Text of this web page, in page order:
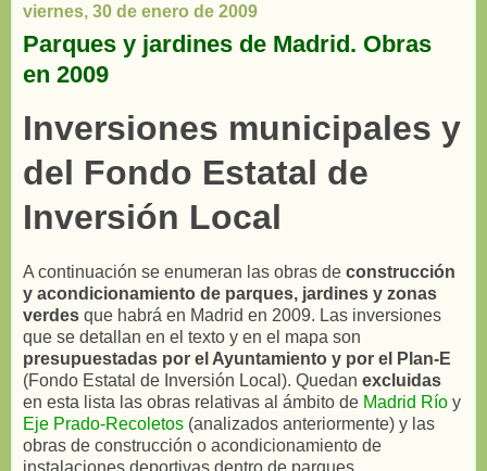
viernes, 30 de enero de 2009
Parques y jardines de Madrid. Obras
en 2009
Inversiones municipales y
del Fondo Estatal de
Inversión Local
A continuación se enumeran las obras de construcción
y acondicionamiento de parques, jardines y zonas
verdes que habrá en Madrid en 2009. Las inversiones
que se detallan en el texto y en el mapa son
presupuestadas por el Ayuntamiento y por el Plan-E
(Fondo Estatal de Inversión Local). Quedan excluidas
en esta lista las obras relativas al ámbito de Madrid Río y
Eje Prado-Recoletos (analizados anteriormente) y las
obras de construcción o acondicionamiento de
instalaciones deportivas dentro de parques.